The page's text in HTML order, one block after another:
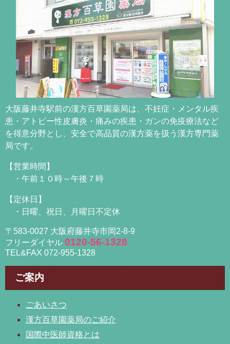
大阪藤井寺駅前の漢方百草園薬局は、不妊症・メンタル疾
患・アトピー性皮膚炎・痛みの疾患・ガンの免疫療法など
を得意分野とし、安全で高品質の漢方薬を扱う漢方専門薬
局です。
【営業時間】
・午前１０時～午後７時
【定休日】
・日曜、祝日、月曜日不定休
〒583-0027 大阪府藤井寺市岡2-8-9
フリーダイヤル 0120-56-1328
TEL&FAX 072-955-1328
ご案内
ごあいさつ
漢方百草園薬局のご紹介
国際中医師資格とは